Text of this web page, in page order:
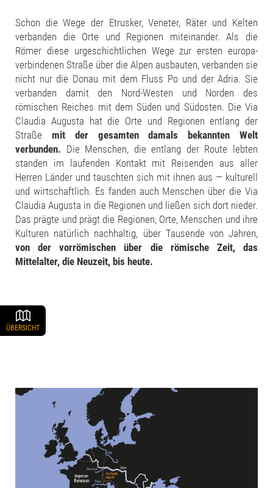
Schon die Wege der Etrusker, Veneter, Räter und Kelten
verbanden die Orte und Regionen miteinander. Als die
Römer diese urgeschichtlichen Wege zur ersten europa-
verbindenen Straße über die Alpen ausbauten, verbanden sie
nicht nur die Donau mit dem Fluss Po und der Adria. Sie
verbanden damit den Nord-Westen und Norden des
römischen Reiches mit dem Süden und Südosten. Die Via
Claudia Augusta hat die Orte und Regionen entlang der
Straße mit der gesamten damals bekannten Welt
verbunden. Die Menschen, die entlang der Route lebten
standen im laufenden Kontakt mit Reisenden aus aller
Herren Länder und tauschten sich mit ihnen aus — kulturell
und wirtschaftlich. Es fanden auch Menschen über die Via
Claudia Augusta in die Regionen und ließen sich dort nieder.
Das prägte und prägt die Regionen, Orte, Menschen und ihre
Kulturen natürlich nachhaltig, über Tausende von Jahren,
von der vorrömischen über die römische Zeit, das
Mittelalter, die Neuzeit, bis heute.
ÜBERSICHT